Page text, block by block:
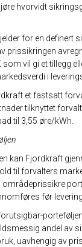
hvorvidt
for en definert
prissikringen
vil gi et tillegg
i
et fastsatt
tilknyttet
til 3,55 øre/kWh.
kan Fjordkraft
til forvalters
før
andel av
uavhengig av